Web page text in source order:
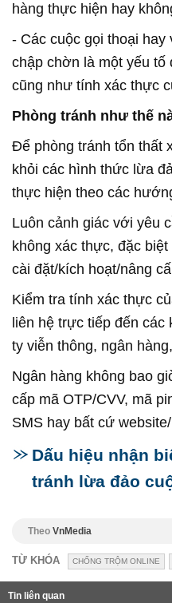
hàng thực hiện hay
- Các cuộc gọi thoại
chập chờn là một yếu
cũng như tính xác thực
Phòng tránh như thế
Để phòng tránh tổn thất
khỏi các hình thức lừa
thực hiện theo các
Luôn cảnh giác với yêu
không xác thực, đặc
cài đặt/kích hoạt/nâng
Kiểm tra tính xác thực
liên hệ trực tiếp đến
ty viễn thông, ngân
Ngân hàng không bao
cấp mã OTP/CVV, mã
SMS hay bất cứ
Dấu hiệu nhận
tránh lừa đảo
Theo VnMedia
TỪ KHÓA CHỐNG TRỘM ONLINE
Tin liên quan